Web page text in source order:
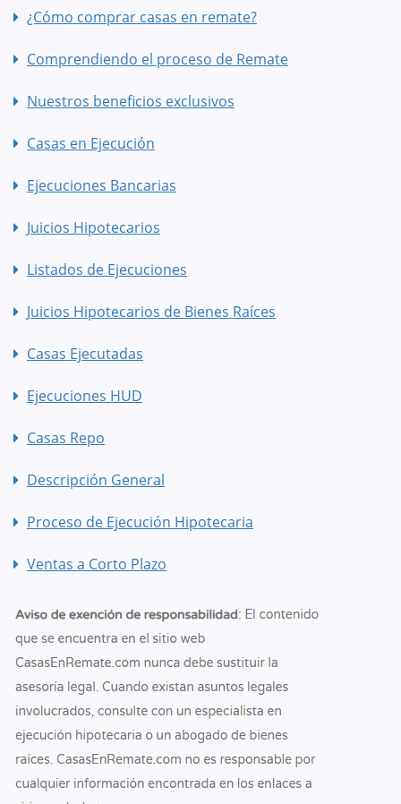
¿Cómo comprar casas en remate?
Comprendiendo el proceso de Remate
Nuestros beneficios exclusivos
Casas en Ejecución
Ejecuciones Bancarias
Juicios Hipotecarios
Listados de Ejecuciones
Juicios Hipotecarios de Bienes Raíces
Casas Ejecutadas
Ejecuciones HUD
Casas Repo
Descripción General
Proceso de Ejecución Hipotecaria
Ventas a Corto Plazo